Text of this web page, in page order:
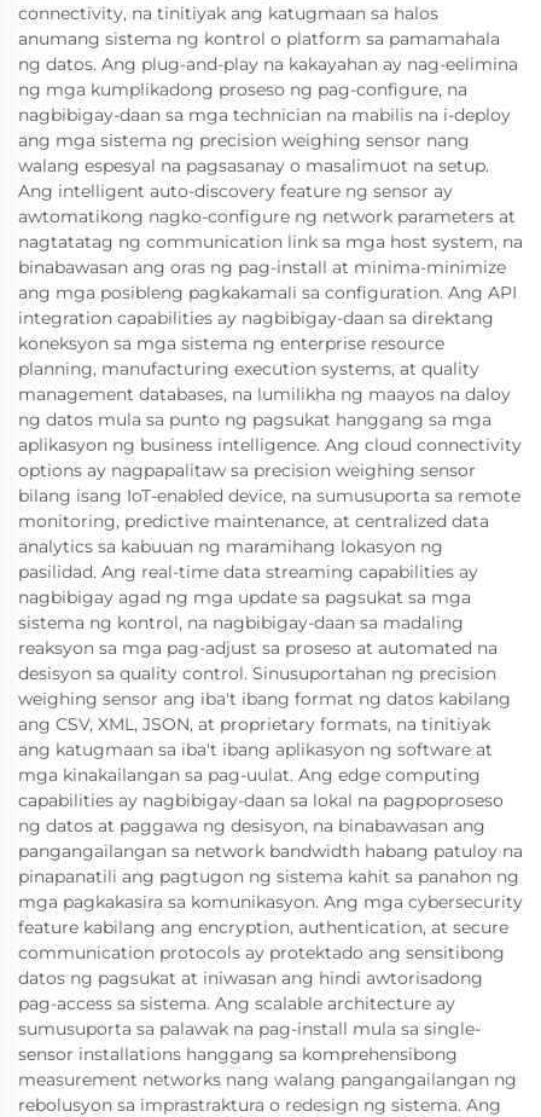
connectivity, na tinitiyak ang katugmaan sa halos
anumang sistema ng kontrol o platform sa pamamahala
ng datos. Ang plug-and-play na kakayahan ay nag-eelimina
ng mga kumplikadong proseso ng pag-configure, na
nagbibigay-daan sa mga technician na mabilis na i-deploy
ang mga sistema ng precision weighing sensor nang
walang espesyal na pagsasanay o masalimuot na setup.
Ang intelligent auto-discovery feature ng sensor ay
awtomatikong nagko-configure ng network parameters at
nagtatatag ng communication link sa mga host system, na
binabawasan ang oras ng pag-install at minima-minimize
ang mga posibleng pagkakamali sa configuration. Ang API
integration capabilities ay nagbibigay-daan sa direktang
koneksyon sa mga sistema ng enterprise resource
planning, manufacturing execution systems, at quality
management databases, na lumilikha ng maayos na daloy
ng datos mula sa punto ng pagsukat hanggang sa mga
aplikasyon ng business intelligence. Ang cloud connectivity
options ay nagpapalitaw sa precision weighing sensor
bilang isang IoT-enabled device, na sumusuporta sa remote
monitoring, predictive maintenance, at centralized data
analytics sa kabuuan ng maramihang lokasyon ng
pasilidad. Ang real-time data streaming capabilities ay
nagbibigay agad ng mga update sa pagsukat sa mga
sistema ng kontrol, na nagbibigay-daan sa madaling
reaksyon sa mga pag-adjust sa proseso at automated na
desisyon sa quality control. Sinusuportahan ng precision
weighing sensor ang iba't ibang format ng datos kabilang
ang CSV, XML, JSON, at proprietary formats, na tinitiyak
ang katugmaan sa iba't ibang aplikasyon ng software at
mga kinakailangan sa pag-uulat. Ang edge computing
capabilities ay nagbibigay-daan sa lokal na pagpoproseso
ng datos at paggawa ng desisyon, na binabawasan ang
pangangailangan sa network bandwidth habang patuloy na
pinapanatili ang pagtugon ng sistema kahit sa panahon ng
mga pagkakasira sa komunikasyon. Ang mga cybersecurity
feature kabilang ang encryption, authentication, at secure
communication protocols ay protektado ang sensitibong
datos ng pagsukat at iniwasan ang hindi awtorisadong
pag-access sa sistema. Ang scalable architecture ay
sumusuporta sa palawak na pag-install mula sa single-
sensor installations hanggang sa komprehensibong
measurement networks nang walang pangangailangan ng
rebolusyon sa imprastraktura o redesign ng sistema. Ang